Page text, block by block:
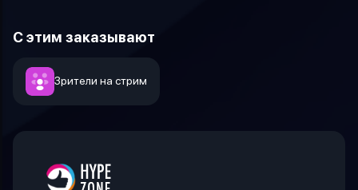
С этим заказывают
Зрители на стрим